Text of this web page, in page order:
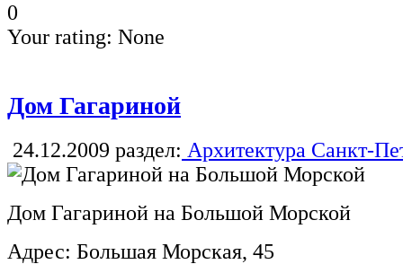
0
Your rating: None
Дом Гагариной
24.12.2009 раздел: Архитектура Санкт-
Дом Гагариной на Большой Морской
Адрес: Большая Морская, 45